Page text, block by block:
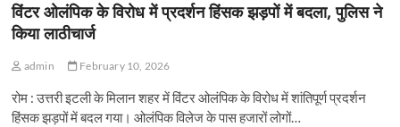
विंटर ओलंपिक के विरोध में प्रदर्शन हिंसक झड़पों में बदला, पुलिस ने
किया लाठीचार्ज
admin February 10, 2026
रोम : उत्तरी इटली के मिलान शहर में विंटर ओलंपिक के विरोध में शांतिपूर्ण प्रदर्शन
हिंसक झड़पों में बदल गया। ओलंपिक विलेज के पास हजारों लोगों…